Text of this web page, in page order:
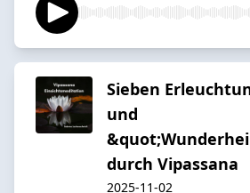
Sieben
und
durch Vipassana
2025-11-02